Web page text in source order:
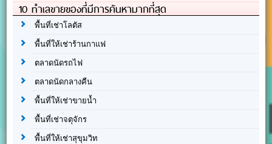
10 ทำเลขายของที่มีการค้นหามากที่สุด
พื้นที่เช่าโลตัส
พื้นที่ให้เช่าร้านกาแฟ
ตลาดนัดรถไฟ
ตลาดนัดกลางคืน
พื้นที่ให้เช่าขายน้ำ
พื้นที่เช่าจตุจักร
พื้นที่ให้เช่าสุขุมวิท